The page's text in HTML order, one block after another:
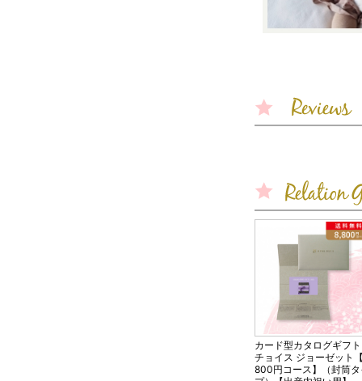
カード型カタログギフト
チョイス ジョーゼット
800円コース】（封筒